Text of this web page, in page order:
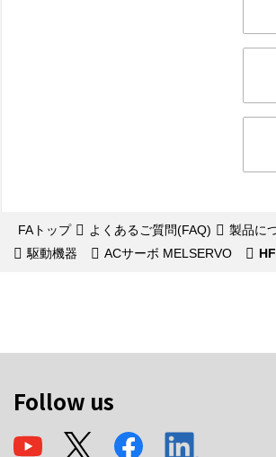
FAトップ よくあるご質問(FAQ)
製品に
駆動機器
ACサーボ MELSERVO HF
Follow us